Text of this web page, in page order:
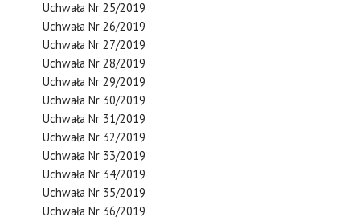
Uchwała Nr 25/2019
Uchwała Nr 26/2019
Uchwała Nr 27/2019
Uchwała Nr 28/2019
Uchwała Nr 29/2019
Uchwała Nr 30/2019
Uchwała Nr 31/2019
Uchwała Nr 32/2019
Uchwała Nr 33/2019
Uchwała Nr 34/2019
Uchwała Nr 35/2019
Uchwała Nr 36/2019